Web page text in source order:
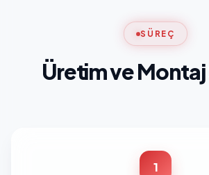
SÜREÇ
Üretim ve
1